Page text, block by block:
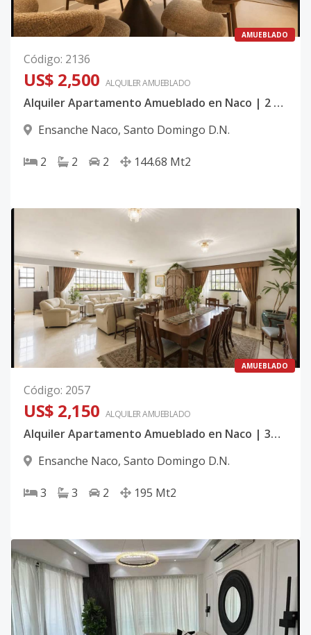
AMUEBLADO
Código: 2136
US$ 2,500 ALQUILERAMUEBLADO
Alquiler Apartamento Amueblado en Naco | 2 hab + hab de servicio | Área social
Ensanche Naco, Santo Domingo D.N.
2 2 2 144.68 Mt2
AMUEBLADO
Código: 2057
US$ 2,150 ALQUILERAMUEBLADO
Alquiler Apartamento Amueblado en Naco | 3Hab | Torre Clásica
Ensanche Naco, Santo Domingo D.N.
3 3 2 195 Mt2